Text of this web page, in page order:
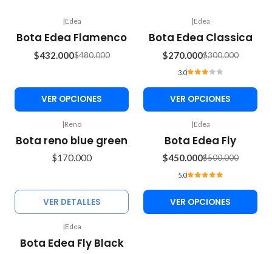
-10%
OFF
|Edea
Bota Edea Flamenco
$432.000$480.000
VER OPCIONES
-10%
OFF
|Edea
Bota Edea Classica
$270.000$300.000
3.0
VER OPCIONES
|Reno
Bota reno blue green
$170.000
VER DETALLES
|Edea
Bota Edea Fly
$450.000$500.000
5.0
VER OPCIONES
-10%
OFF
|Edea
Bota Edea Fly Black